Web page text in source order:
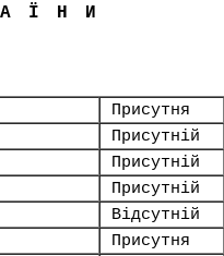
Присутня
Присутній
Присутній
Присутній
Відсутній
Присутня